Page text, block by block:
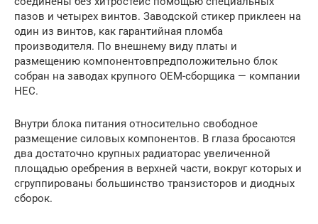
пазов и четырех винтов. Заводской стикер приклеен на
один из винтов, как гарантийная пломба
производителя. По внешнему виду платы и
размещению компонентовпредположительно блок
собран на заводах крупного ОЕМ-сборщика — компании
HEC.
Внутри блока питания относительно свободное
размещение силовых компонентов. В глаза бросаются
два достаточно крупных радиаторас увеличенной
площадью оребрения в верхней части, вокруг которых и
сгруппированы большинство транзисторов и диодных
сборок.